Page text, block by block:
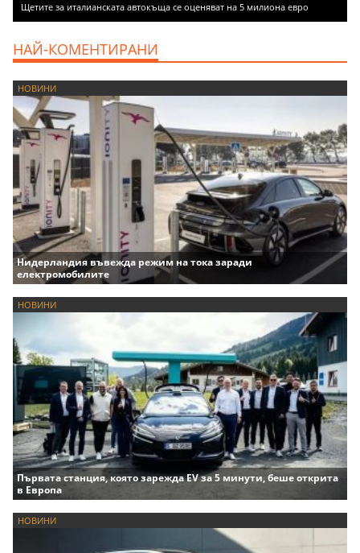
Щетите за италианската автокъща се оценяват на 5 милиона евро
НАЙ-КОМЕНТИРАНИ
НОВИНИ
Нидерландия въвежда режим на тока заради
електромобилите
НОВИНИ
Първата станция, която зарежда EV за 5 минути, беше открита
в Европа
НОВИНИ